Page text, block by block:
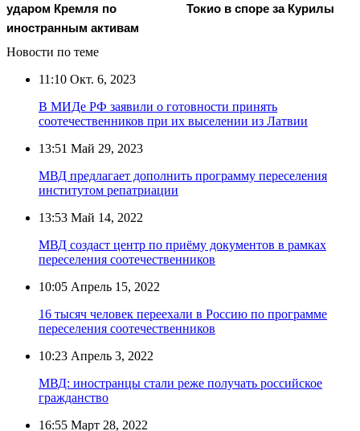
ударом Кремля по
иностранным активам
Токио в споре за Курилы
Новости по теме
11:10 Окт. 6, 2023
В МИДе РФ заявили о готовности принять
соотечественников при их выселении из Латвии
13:51 Май 29, 2023
МВД предлагает дополнить программу переселения
институтом репатриации
13:53 Май 14, 2022
МВД создаст центр по приёму документов в рамках
переселения соотечественников
10:05 Апрель 15, 2022
16 тысяч человек переехали в Россию по программе
переселения соотечественников
10:23 Апрель 3, 2022
МВД: иностранцы стали реже получать российское
гражданство
16:55 Март 28, 2022